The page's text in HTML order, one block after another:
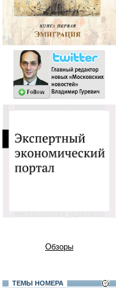
Обзоры
ТЕМЫ НОМЕРА